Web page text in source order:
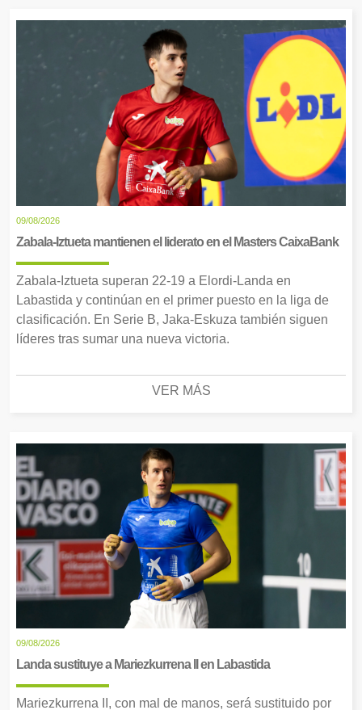
09/08/2026
Zabala-Iztueta mantienen el liderato en el Masters CaixaBank
Zabala-Iztueta superan 22-19 a Elordi-Landa en
Labastida y continúan en el primer puesto en la liga de
clasificación. En Serie B, Jaka-Eskuza también siguen
líderes tras sumar una nueva victoria.
VER MÁS
09/08/2026
Landa sustituye a Mariezkurrena II en Labastida
Mariezkurrena II, con mal de manos, será sustituido por